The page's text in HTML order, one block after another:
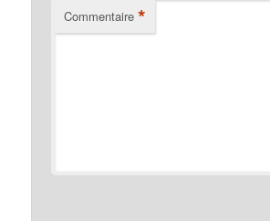
Commentaire *